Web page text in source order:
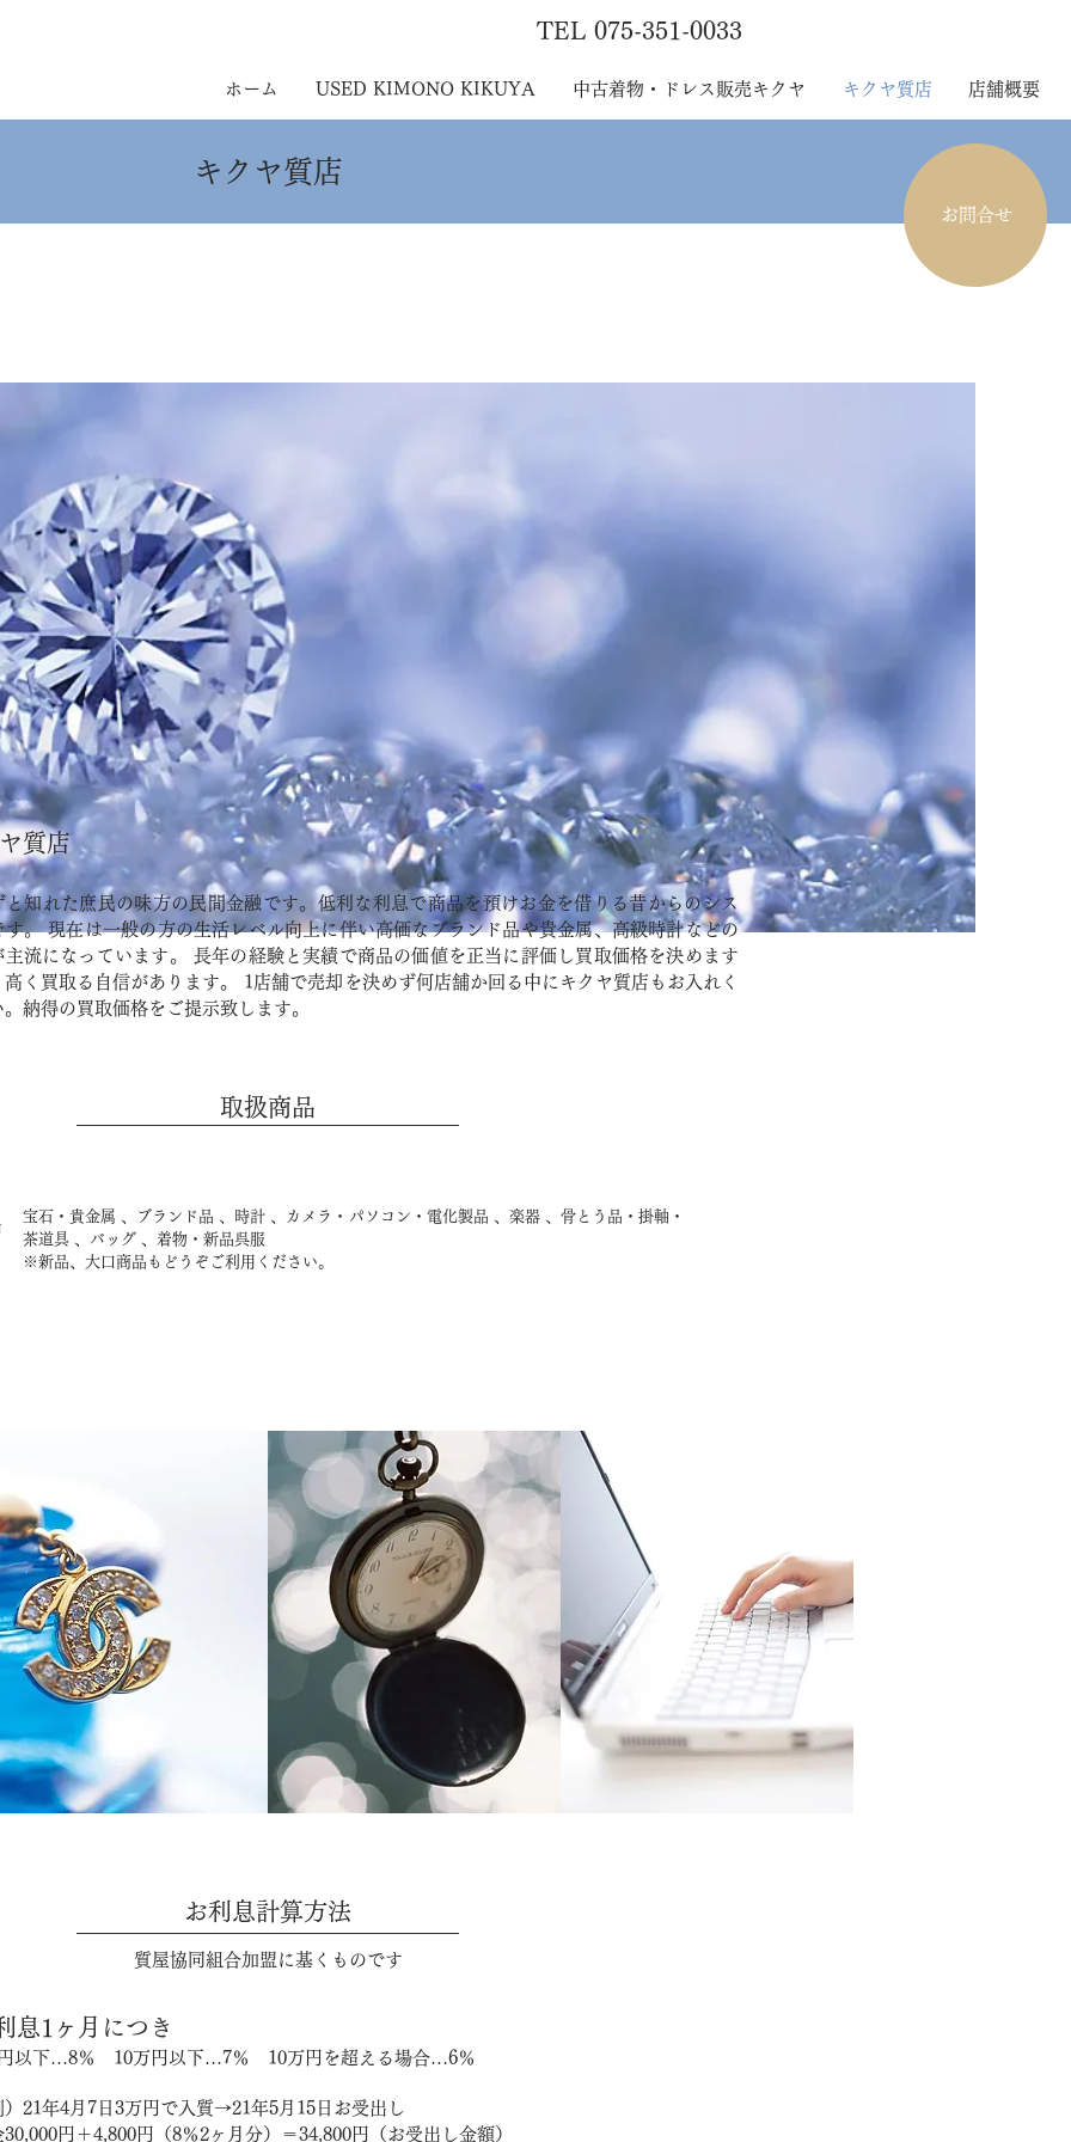
お問合せ
TEL 075-351-0033
ホーム USED KIMONO KIKUYA 中古着物・ドレス販売キクヤ キクヤ質店 店舗概要
キクヤ質店
質店
と知れた庶民の味方の民間金融です。低利な利息で商品を預けお金を借りる昔からのシス
す。 現在は一般の方の生活レベル向上に伴い高価なブランド品や貴金属、高級時計などの
主流になっています。 長年の経験と実績で商品の価値を正当に評価し買取価格を決めます
高く買取る自信があります。 1店舗で売却を決めず何店舗か回る中にキクヤ質店もお入れく
納得の買取価格をご提示致します。
取扱商品
宝石・貴金属 、ブランド品 、時計 、カメラ・パソコン・電化製品 、楽器 、骨とう品・掛軸・
茶道具 、バッグ 、着物・新品呉服
※新品、大口商品もどうぞご利用ください。
お利息計算方法
質屋協同組合加盟に基くものです
息1ヶ月につき
以下…8％ 10万円以下…7％ 10万円を超える場合…6％
）21年4月7日3万円で入質→21年5月15日お受出し
30,000円＋4,800円（8％2ヶ月分）＝34,800円（お受出し金額）